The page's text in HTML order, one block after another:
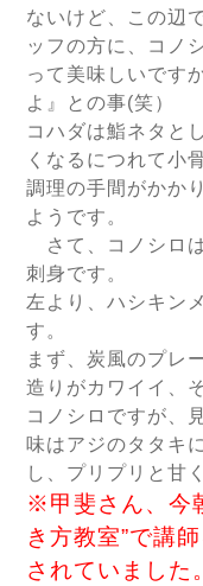
ないけど、この辺
ッフの方に、コノ
って美味しいです
よ』との事(笑）
コハダは鮨ネタと
くなるにつれて小
調理の手間がかか
ようです。
さて、コノシロ
刺身です。
左より、ハシキン
す。
まず、炭風のプレ
造りがカワイイ、
コノシロですが、
味はアジのタタキ
し、プリプリと甘
※甲斐さん、今
き方教室”で講師
されていました